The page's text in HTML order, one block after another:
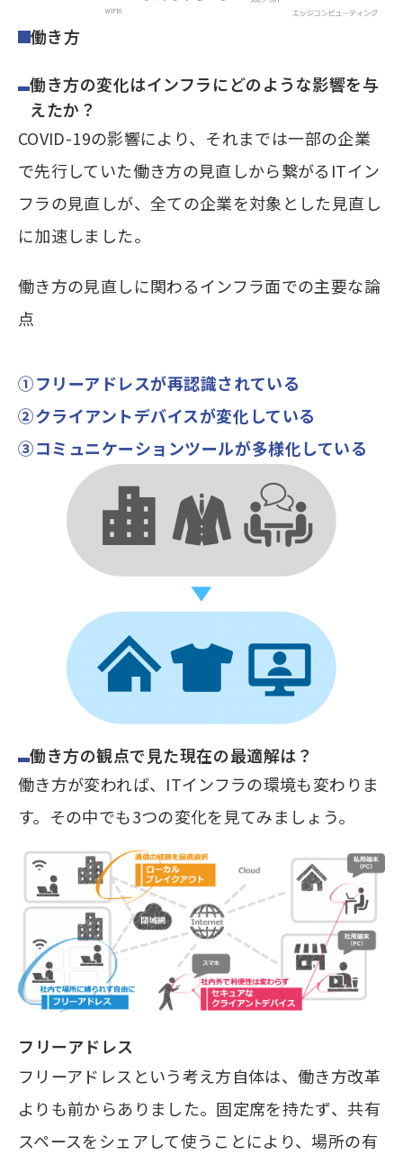
働き方
働き方の変化はインフラにどのような影響を与
えたか？
COVID-19の影響により、それまでは一部の企業
で先行していた働き方の見直しから繋がるITイン
フラの見直しが、全ての企業を対象とした見直し
に加速しました。
働き方の見直しに関わるインフラ面での主要な論
点
①フリーアドレスが再認識されている
②クライアントデバイスが変化している
③コミュニケーションツールが多様化している
働き方の観点で見た現在の最適解は？
働き方が変われば、ITインフラの環境も変わりま
す。その中でも3つの変化を見てみましょう。
フリーアドレス
フリーアドレスという考え方自体は、働き方改革
よりも前からありました。固定席を持たず、共有
スペースをシェアして使うことにより、場所の有